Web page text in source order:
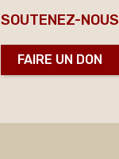
SOUTENEZ-NOUS
FAIRE UN DON